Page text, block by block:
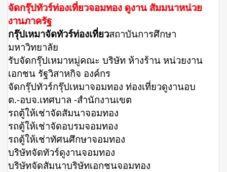
จัดกรุ๊ปทัวร์ท่องเที่ยวจอมทอง ดูงาน สัมมนาหน่วย
งานภาครัฐ
กรุ๊ปเหมาจัดทัวร์ท่องเที่ยวสถาบันการศึกษา
มหาวิทยาลัย
รับจัดกรุ๊ปเหมาหมู่คณะ บริษัท ห้างร้าน หน่วยงาน
เอกชน รัฐวิสาหกิจ องค์กร
จัดกรุ๊ปทัวร์กรุ๊ปเหมาจอมทอง ท่องเที่ยวดูงานอบ
ต.-อบจ.เทศบาล -สำนักงานเขต
รถตู้ให้เช่าจัดสัมนาจอมทอง
รถตู้ให้เช่าจัดอบรมจอมทอง
รถตู้ให้เช่าทัศนศึกษาจอมทอง
บริษัทจัดทัวร์ดูงานจอมทอง
บริษัทจัดสัมนาบริษัทเอกชนจอมทอง